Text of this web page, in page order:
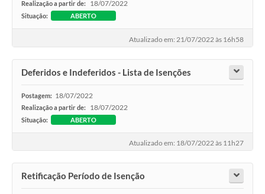
Realização a partir de: 18/07/2022
Situação: ABERTO
Atualizado em: 21/07/2022 às 16h58
Deferidos e Indeferidos - Lista de Isenções
Postagem: 18/07/2022
Realização a partir de: 18/07/2022
Situação: ABERTO
Atualizado em: 18/07/2022 às 11h27
Retificação Período de Isenção